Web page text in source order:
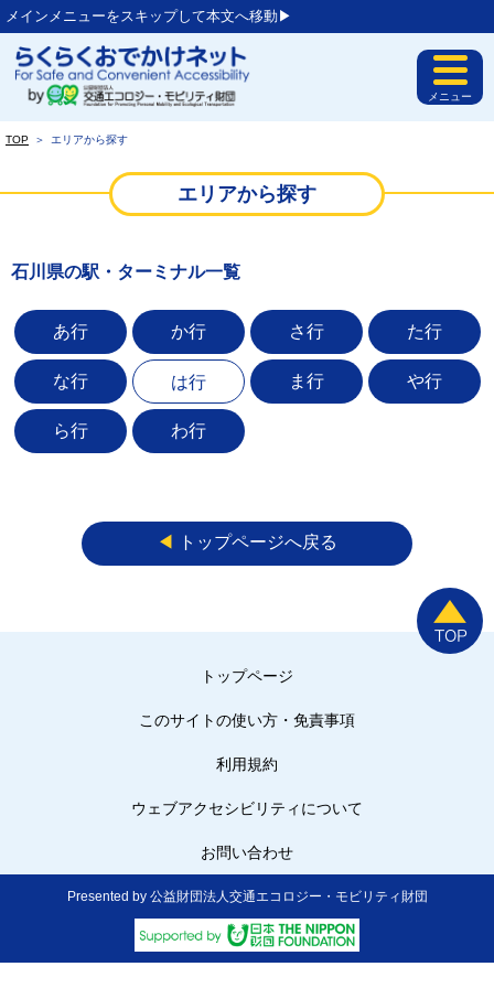
メインメニューをスキップして本文へ移動▶︎
メニュー
TOP ＞ エリアから探す
エリアから探す
石川県の駅・ターミナル一覧
あ行 か行 さ行 た行
な行 は行 ま行 や行
ら行 わ行
◀︎ トップページへ戻る
トップページ
このサイトの使い方・免責事項
利用規約
ウェブアクセシビリティについて
お問い合わせ
Presented by 公益財団法人交通エコロジー・モビリティ財団